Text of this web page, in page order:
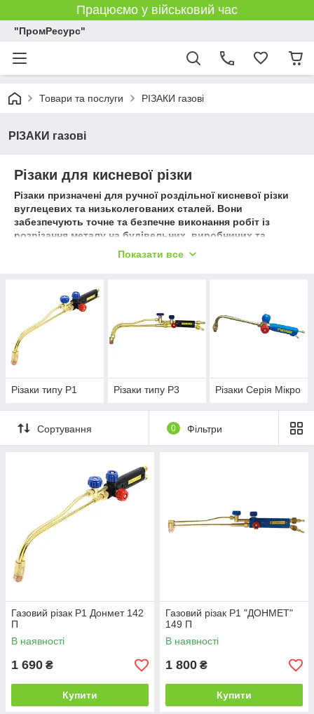
Працюємо у військовий час
"ПромРесурс"
Товари та послуги РІЗАКИ газові
РІЗАКИ газові
Різаки для кисневої різки
Різаки призначені для ручної роздільної кисневої різки
вуглецевих та низьколегованих сталей. Вони
забезпечують точне та безпечне виконання робіт із
розрізання металу на будівельних, виробничих та
вироби виготовлені з міцних матеріалів і відповідають
стандартам якості, що гарантує надійність та
довговічність інструменту.
Показати все
Різаки типу Р1 Різаки типу Р3 Різаки Серія Мікро
Сортування 0 Фільтри
Газовий різак P1 Донмет 142
П
В наявності
1 690 ₴
Купити
Газовий різак Р1 "ДОНМЕТ"
149 П
В наявності
1 800 ₴
Купити